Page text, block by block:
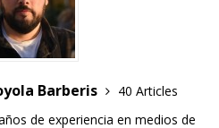
Barberis
40 Articles
de experiencia en medios de